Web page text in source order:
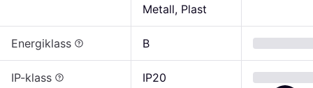
Metall, Plast
Energiklass B
IP-klass IP20